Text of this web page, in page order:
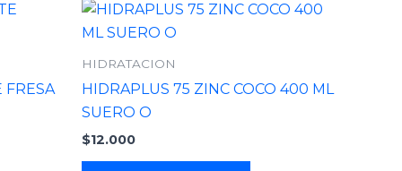
FRESA
HIDRATACION
HIDRAPLUS 75 ZINC COCO 400 ML
SUERO O
$12.000